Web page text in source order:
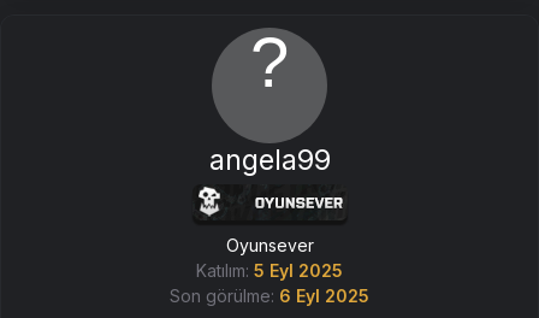
angela99
Oyunsever
Katılım 5 Eyl 2025
Son görülme 6 Eyl 2025